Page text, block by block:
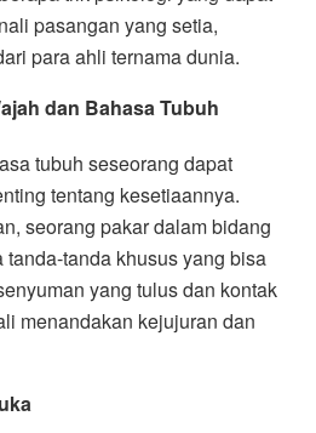
pasangan yang setia,
para ahli ternama dunia.
dan Bahasa Tubuh
tubuh seseorang dapat
tentang kesetiaannya.
seorang pakar dalam bidang
tanda khusus yang bisa
yang tulus dan kontak
menandakan kejujuran dan